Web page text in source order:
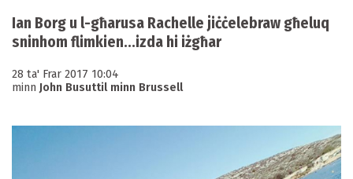
Ian Borg u l-għarusa Rachelle jiċċelebraw għeluq
sninhom flimkien...izda hi iżgħar
28 ta' Frar 2017 10:04
minn John Busuttil minn Brussell